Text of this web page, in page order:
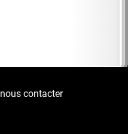
nous contacter